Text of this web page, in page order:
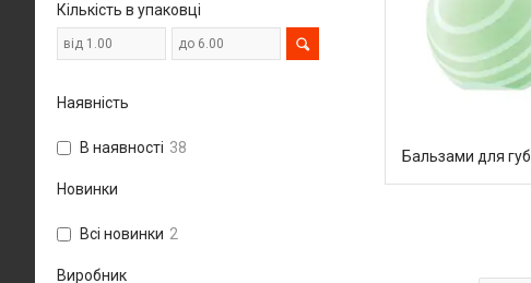
Бальзами для губ
Кількість в упаковці
Наявність
В наявності 38
Новинки
Всі новинки 2
Виробник